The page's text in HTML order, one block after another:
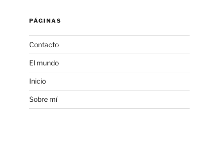
PÁGINAS
Contacto
El mundo
Inicio
Sobre mí